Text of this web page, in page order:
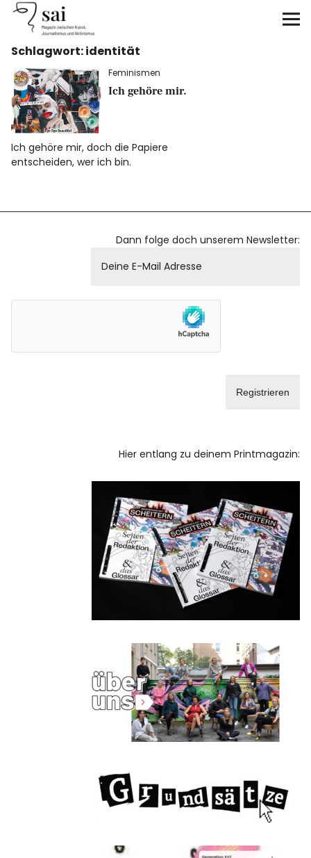
sai
Unterstützen
Klimagerechtigkeit
Antirassismus
Feminismen
Kunst&Literatur
FacebookInstagram
Schlagwort:identität
Feminismen
Ich gehöre mir.
Ich gehöre mir, doch die Papiere
entscheiden, wer ich bin.
Dann folge doch unserem Newsletter:
Hier entlang zu deinem Printmagazin: